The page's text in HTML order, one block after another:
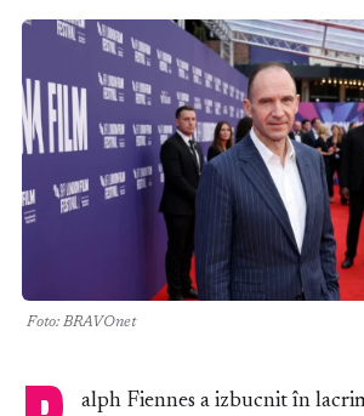
Foto: BRAVOnet
alph Fiennes a izbucnit în